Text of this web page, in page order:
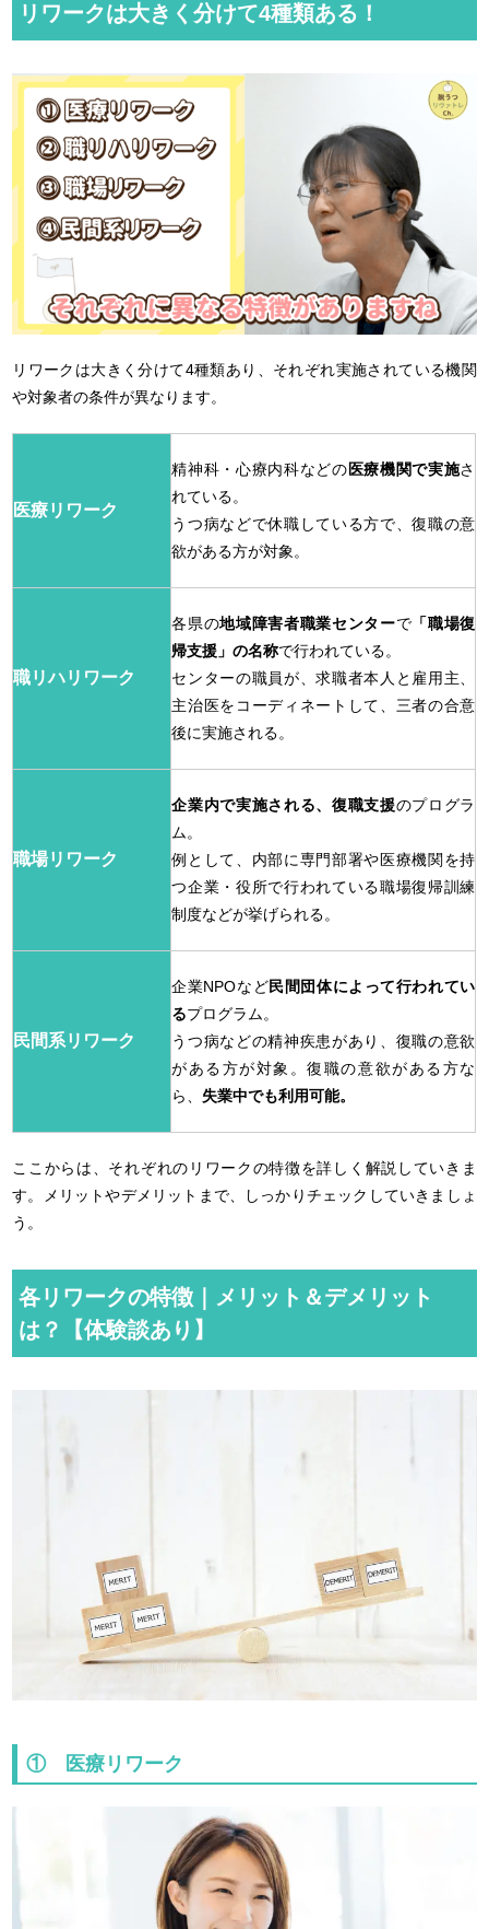
リワークは大きく分けて4種類ある！
リワークは大きく分けて4種類あり、それぞれ実施されている機関
や対象者の条件が異なります。
医療リワーク
精神科・心療内科などの医療機関で実施さ
れている。
うつ病などで休職している方で、復職の意
欲がある方が対象。
職リハリワーク
各県の地域障害者職業センターで 「職場復
帰支援」の名称で行われている。
センターの職員が、求職者本人と雇用主、
主治医をコーディネートして、三者の合意
後に実施される。
職場リワーク
企業内で実施される、復職支援のプログラ
ム。
例として、内部に専門部署や医療機関を持
つ企業・役所で行われている職場復帰訓練
制度などが挙げられる。
民間系リワーク
企業NPOなど民間団体によって行われてい
るプログラム。
うつ病などの精神疾患があり、復職の意欲
がある方が対象。復職の意欲がある方な
ら、 失業中でも利用可能。
ここからは、それぞれのリワークの特徴を詳しく解説していきま
す。メリットやデメリットまで、しっかりチェックしていきましょ
う。
各リワークの特徴｜メリット＆デメリット
は？【体験談あり】
① 医療リワーク